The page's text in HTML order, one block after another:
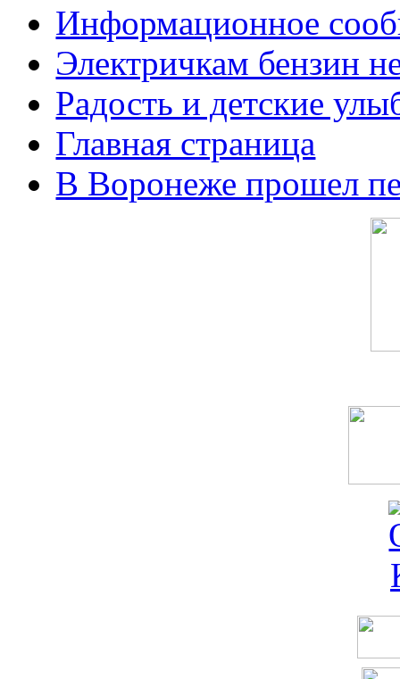
Информационное
Электричкам бензин
Радость и детские
Главная страница
В Воронеже прошел